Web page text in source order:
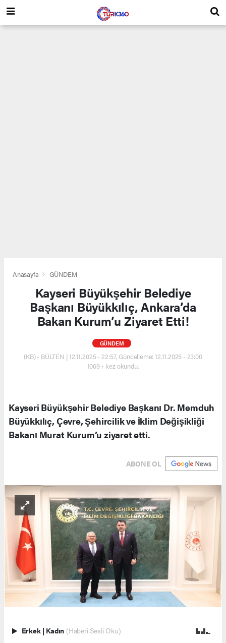
Anasayfa GÜNDEM
Kayseri Büyükşehir Belediye
Başkanı Büyükkılıç, Ankara’da
Bakan Kurum’u Ziyaret Etti!
GÜNDEM
(KB) - BÜLTEN | 12.11.2025 - 22:57, Güncelleme: 12.11.2025 - 23:00
1069+ kez okundu.
Kayseri Büyükşehir Belediye Başkanı Dr. Memduh
Büyükkılıç, Çevre, Şehircilik ve İklim Değişikliği
Bakanı Murat Kurum’u ziyaret etti.
ABONE OL
Erkek | Kadın (Haberi Sesli Oku)